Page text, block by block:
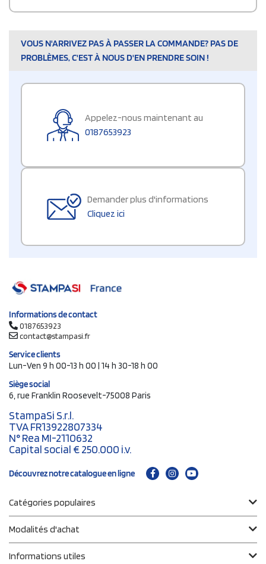
VOUS N'ARRIVEZ PAS À PASSER LA COMMANDE? PAS DE
PROBLÈMES, C'EST À NOUS D'EN PRENDRE SOIN !
Appelez-nous maintenant au
0187653923
Demander plus d'informations
Cliquez ici
Informations de contact
0187653923
contact@stampasi.fr
Service clients
Lun-Ven 9 h 00-13 h 00 | 14 h 30-18 h 00
Siège social
6, rue Franklin Roosevelt-75008 Paris
StampaSi S.r.l.
TVA FR13922807334
N° Rea MI-2110632
Capital social € 250.000 i.v.
Découvrez notre catalogue en ligne
Catégories populaires
Modalités d'achat
Informations utiles